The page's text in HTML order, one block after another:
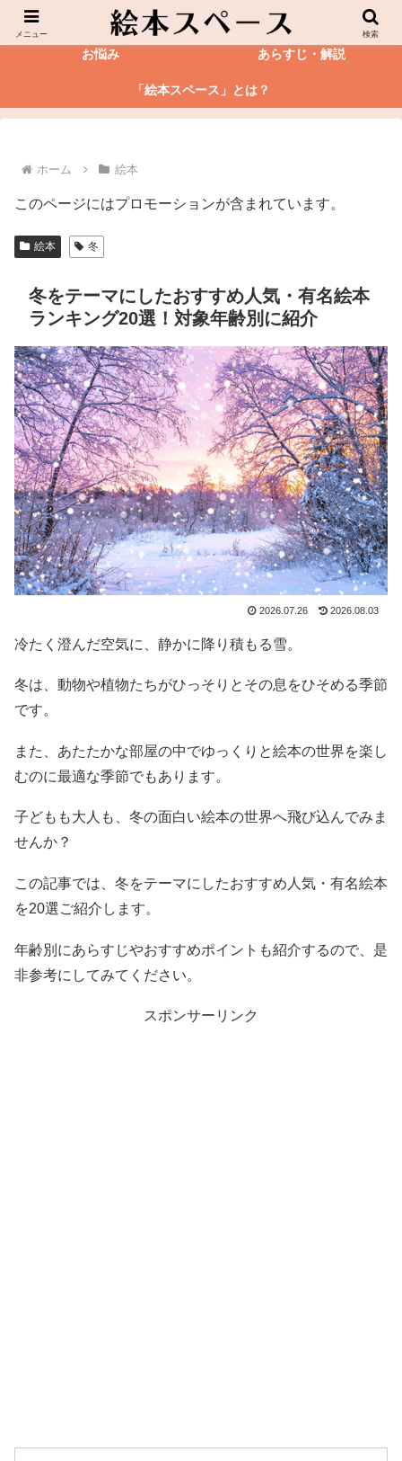
絵本
お悩み あらすじ・解説
「絵本スペース」とは？
ホーム 絵本
このページにはプロモーションが含まれています。
絵本 冬
冬をテーマにしたおすすめ人気・有名絵本
ランキング20選！対象年齢別に紹介
2026.07.26 2026.08.03
冷たく澄んだ空気に、静かに降り積もる雪。
冬は、動物や植物たちがひっそりとその息をひそめる季節
です。
また、あたたかな部屋の中でゆっくりと絵本の世界を楽し
むのに最適な季節でもあります。
子どもも大人も、冬の面白い絵本の世界へ飛び込んでみま
せんか？
この記事では、冬をテーマにしたおすすめ人気・有名絵本
を20選ご紹介します。
年齢別にあらすじやおすすめポイントも紹介するので、是
非参考にしてみてください。
スポンサーリンク
メニュー 検索